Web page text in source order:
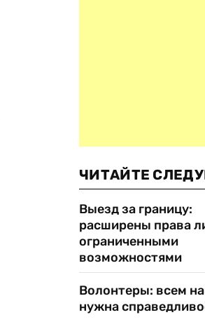
ЧИТАЙТЕ
Выезд за границу:
расширены права
ограниченными
возможностями
Волонтеры: всем
нужна